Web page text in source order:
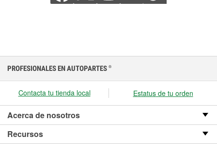
PROFESIONALES EN AUTOPARTES ®
Contacta tu tienda local Estatus de tu orden
Acerca de nosotros
Recursos